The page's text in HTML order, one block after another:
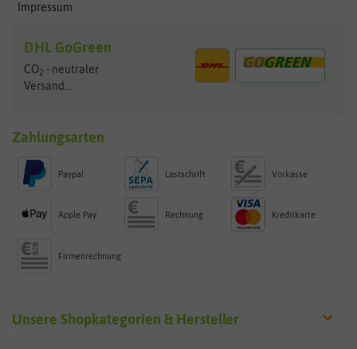
Impressum
DHL GoGreen
CO2 - neutraler
Versand...
Zahlungsarten
Paypal Lastschrift Vorkasse
Apple Pay Rechnung Kreditkarte
Firmenrechnung
Unsere Shopkategorien & Hersteller